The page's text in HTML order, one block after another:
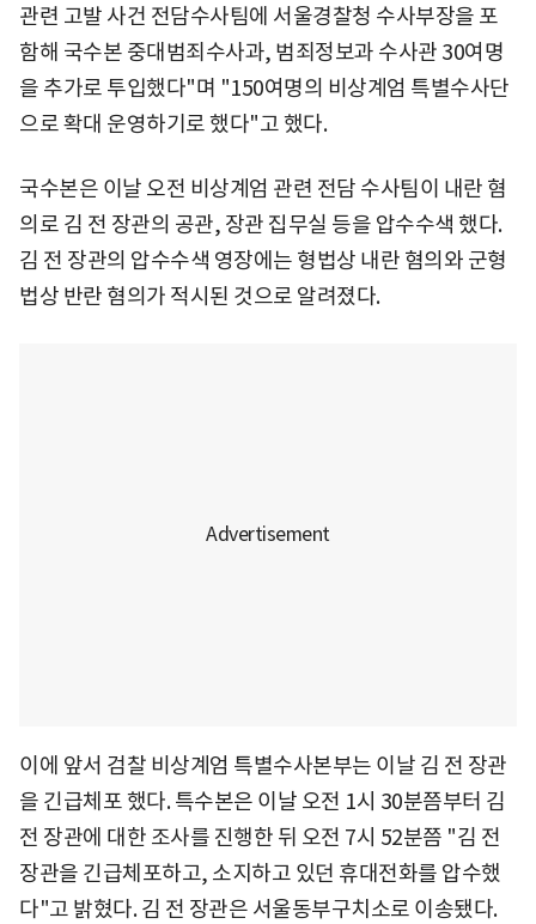
관련 고발 사건 전담수사팀에 서울경찰청 수사부장을 포
함해 국수본 중대범죄수사과, 범죄정보과 수사관 30여명
을 추가로 투입했다"며 "150여명의 비상계엄 특별수사단
으로 확대 운영하기로 했다"고 했다.
국수본은 이날 오전 비상계엄 관련 전담 수사팀이 내란 혐
의로 김 전 장관의 공관, 장관 집무실 등을 압수수색 했다.
김 전 장관의 압수수색 영장에는 형법상 내란 혐의와 군형
법상 반란 혐의가 적시된 것으로 알려졌다.
이에 앞서 검찰 비상계엄 특별수사본부는 이날 김 전 장관
을 긴급체포 했다. 특수본은 이날 오전 1시 30분쯤부터 김
전 장관에 대한 조사를 진행한 뒤 오전 7시 52분쯤 "김 전
장관을 긴급체포하고, 소지하고 있던 휴대전화를 압수했
다"고 밝혔다. 김 전 장관은 서울동부구치소로 이송됐다.